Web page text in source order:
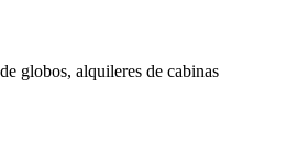
globos, alquileres de cabinas